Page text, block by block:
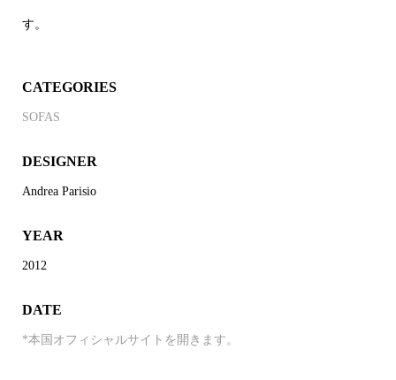
す。
CATEGORIES
SOFAS
DESIGNER
Andrea Parisio
YEAR
2012
DATE
*本国オフィシャルサイトを開きます。